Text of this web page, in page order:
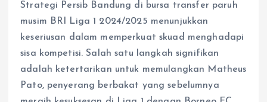
Strategi Persib Bandung di bursa transfer paruh
musim BRI Liga 1 2024/2025 menunjukkan
keseriusan dalam memperkuat skuad menghadapi
sisa kompetisi. Salah satu langkah signifikan
adalah ketertarikan untuk memulangkan Matheus
Pato, penyerang berbakat yang sebelumnya